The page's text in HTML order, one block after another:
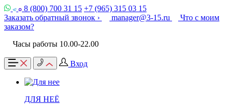
8 (800) 700 31 15 +7 (965) 315 03 15
Заказать обратный звонок ›
manager@3-15.ru
Что с моим
заказом?
Часы работы 10.00-22.00
Вход
ДЛЯ НЕЁ